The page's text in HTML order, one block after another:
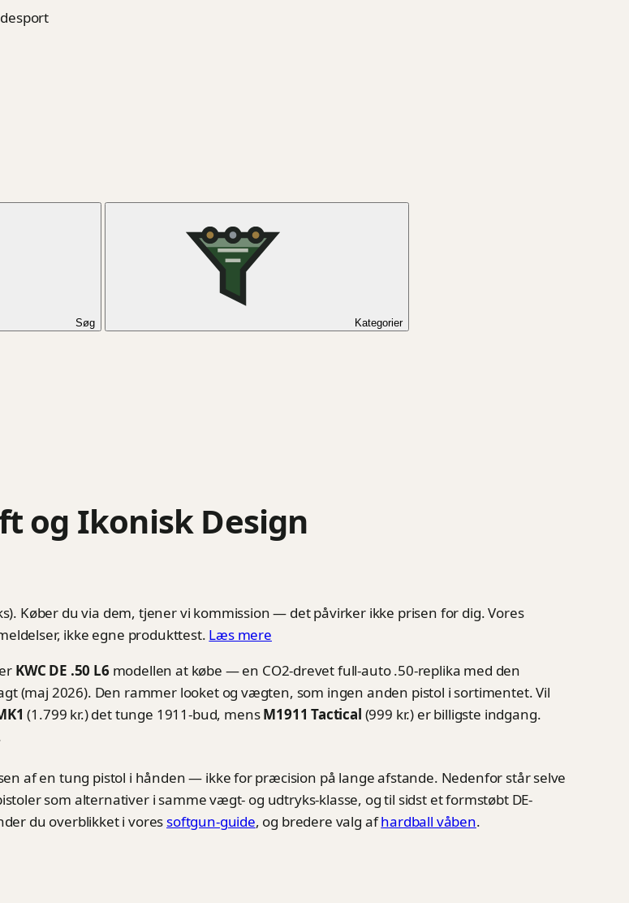
Søg Kategorier
og Ikonisk Design
Køber du via dem, tjener vi kommission — det påvirker ikke prisen for dig. Vores
ikke egne produkttest. Læs mere
KWC DE .50 L6modellen at købe — en CO2-drevet full-auto .50-replika med den
(maj 2026). Den rammer looket og vægten, som ingen anden pistol i sortimentet. Vil
(1.799 kr.) det tunge 1911-bud, mensM1911 Tactical (999 kr.) er billigste indgang.
af en tung pistol i hånden — ikke for præcision på lange afstande. Nedenfor står selve
som alternativer i samme vægt- og udtryks-klasse, og til sidst et formstøbt DE-
du overblikket i vores softgun-guide, og bredere valg afhardball våben.